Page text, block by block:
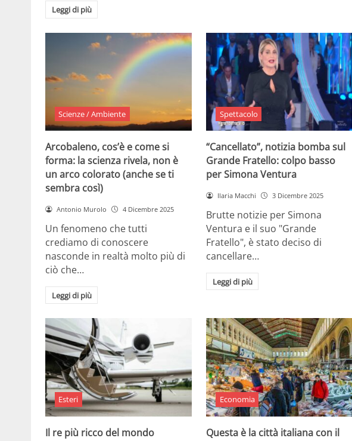
Leggi di più
Scienze / Ambiente
Arcobaleno, cos’è e come si
forma: la scienza rivela, non è
un arco colorato (anche se ti
sembra così)
Antonio Murolo 4 Dicembre 2025
Un fenomeno che tutti
crediamo di conoscere
nasconde in realtà molto più di
ciò che…
Leggi di più
Spettacolo
“Cancellato”, notizia bomba sul
Grande Fratello: colpo basso
per Simona Ventura
Ilaria Macchi 3 Dicembre 2025
Brutte notizie per Simona
Ventura e il suo "Grande
Fratello", è stato deciso di
cancellare…
Leggi di più
Esteri
Il re più ricco del mondo
Economia
Questa è la città italiana con il